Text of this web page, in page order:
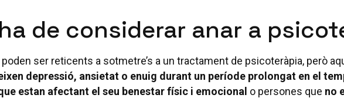
de considerar anar a
ser reticents a sotmetre’s a un tractament de psicoteràpia, però
depressió, ansietat o enuig durant un període prolongat en el
estan afectant el seu benestar físic i emocional o persones que no